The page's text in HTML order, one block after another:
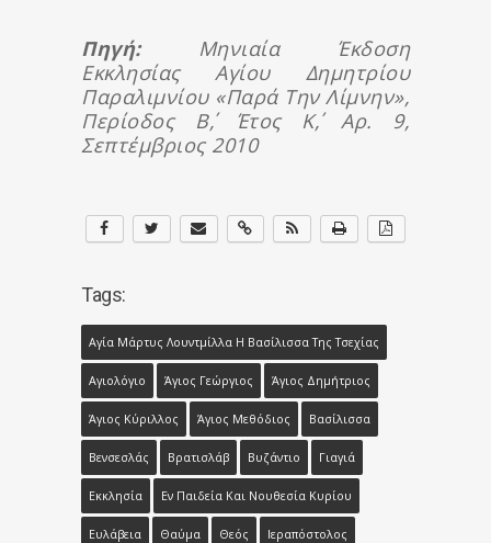
Πηγή:Μηνιαία Έκδοση
Εκκλησίας Αγίου Δημητρίου
Παραλιμνίου «Παρά Την Λίμνην»,
Περίοδος Β΄, Έτος Κ΄, Αρ. 9,
Σεπτέμβριος 2010
Tags:
Αγία Μάρτυς Λουντμίλλα Η Βασίλισσα Της Τσεχίας
Αγιολόγιο Άγιος Γεώργιος Άγιος Δημήτριος
Άγιος Κύριλλος Άγιος Μεθόδιος Βασίλισσα
Βενσεσλάς Βρατισλάβ Βυζάντιο Γιαγιά
Εκκλησία Εν Παιδεία Και Νουθεσία Κυρίου
Ευλάβεια Θαύμα Θεός Ιεραπόστολος